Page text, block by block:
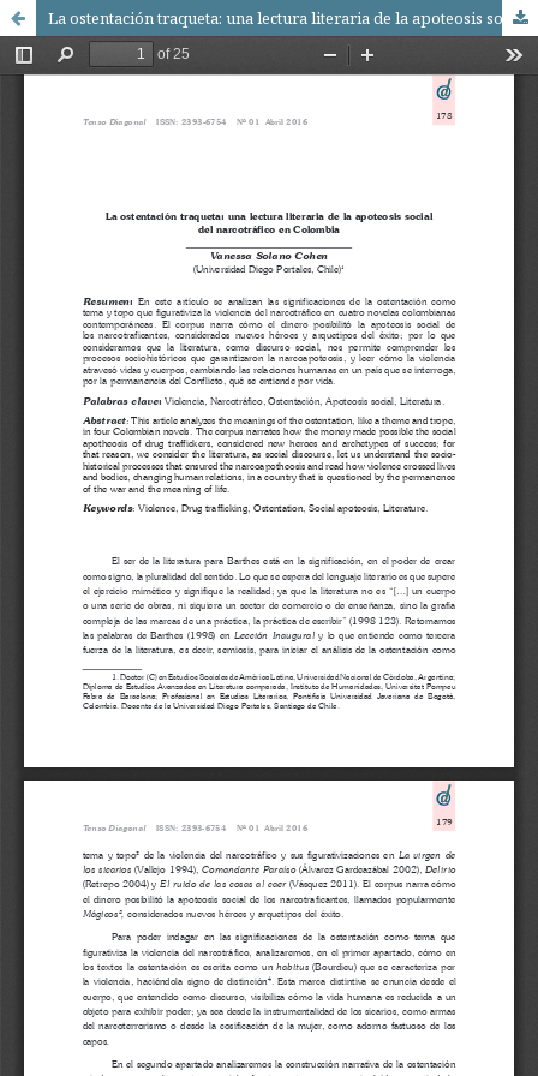
La ostentación traqueta: una lectura literaria de la apoteosis social del narcotráfico en Colombia